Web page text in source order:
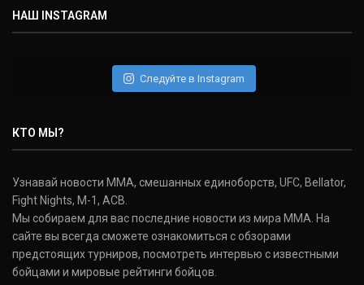
НАШ INSTAGRAM
Следуйте в Instagram
КТО МЫ?
Узнавай новости ММА, смешанных единоборств, UFC, Bellator,
Fight Nights, M-1, ACB.
Мы собираем для вас последние новости из мира ММА. На
сайте вы всегда сможете ознакомиться с обзорами
предстоящих турниров, посмотреть интервью с известными
бойцами и мировые рейтинги бойцов.